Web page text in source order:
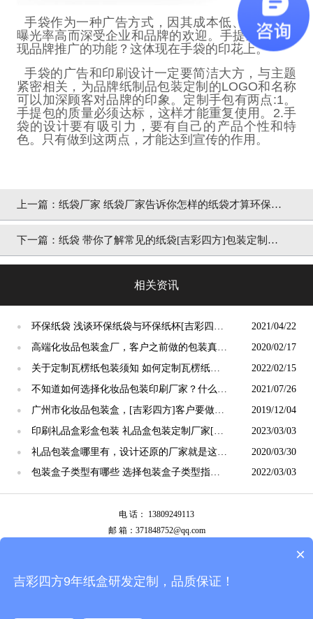
手袋作为一种广告方式，因其成本低、效果好、
曝光率高而深受企业和品牌的欢迎。手提袋如何实
现品牌推广的功能？这体现在手袋的印花上。
手袋的广告和印刷设计一定要简洁大方，与主题
紧密相关，为品牌纸制品包装定制的LOGO和名称
可以加深顾客对品牌的印象。定制手包有两点 :1。
手提包的质量必须达标，这样才能重复使用。 2.手
袋的设计要有吸引力，要有自己的产品个性和特
色。只有做到这两点，才能达到宣传的作用。
上一篇： 纸袋厂家 纸袋厂家告诉你怎样的纸袋才算环保纸
袋[吉彩四方]包装领先厂家
下一篇： 纸袋 带你了解常见的纸袋[吉彩四方]包装定制厂
相关资讯
●
环保纸袋 浅谈环保纸袋与环保纸杯[吉彩四方]
包装定制厂家
2021/04/22
●
高端化妆品包装盒厂，客户之前做的包装真的
高端么？[吉彩四方]
2020/02/17
●
关于定制瓦楞纸包装须知 如何定制瓦楞纸包
装[吉彩四方]
2022/02/15
●
不知道如何选择化妆品包装印刷厂家？什么样
的厂家合适？看这里 [吉彩四方]
2021/07/26
●
广州市化妆品包装盒，[吉彩四方]客户要做异
形盒？立马打样确认
2019/12/04
●
印刷礼品盒彩盒包装 礼品盒包装定制厂家[吉
彩四方]
2023/03/03
●
礼品包装盒哪里有，设计还原的厂家就是这里
[吉彩四方]
2020/03/30
●
包装盒子类型有哪些 选择包装盒子类型指南
[吉彩四方]
2022/03/03
电 话： 13809249113
邮 箱：371848752@qq.com
×
吉彩四方9年纸盒研发定制，品质保证！